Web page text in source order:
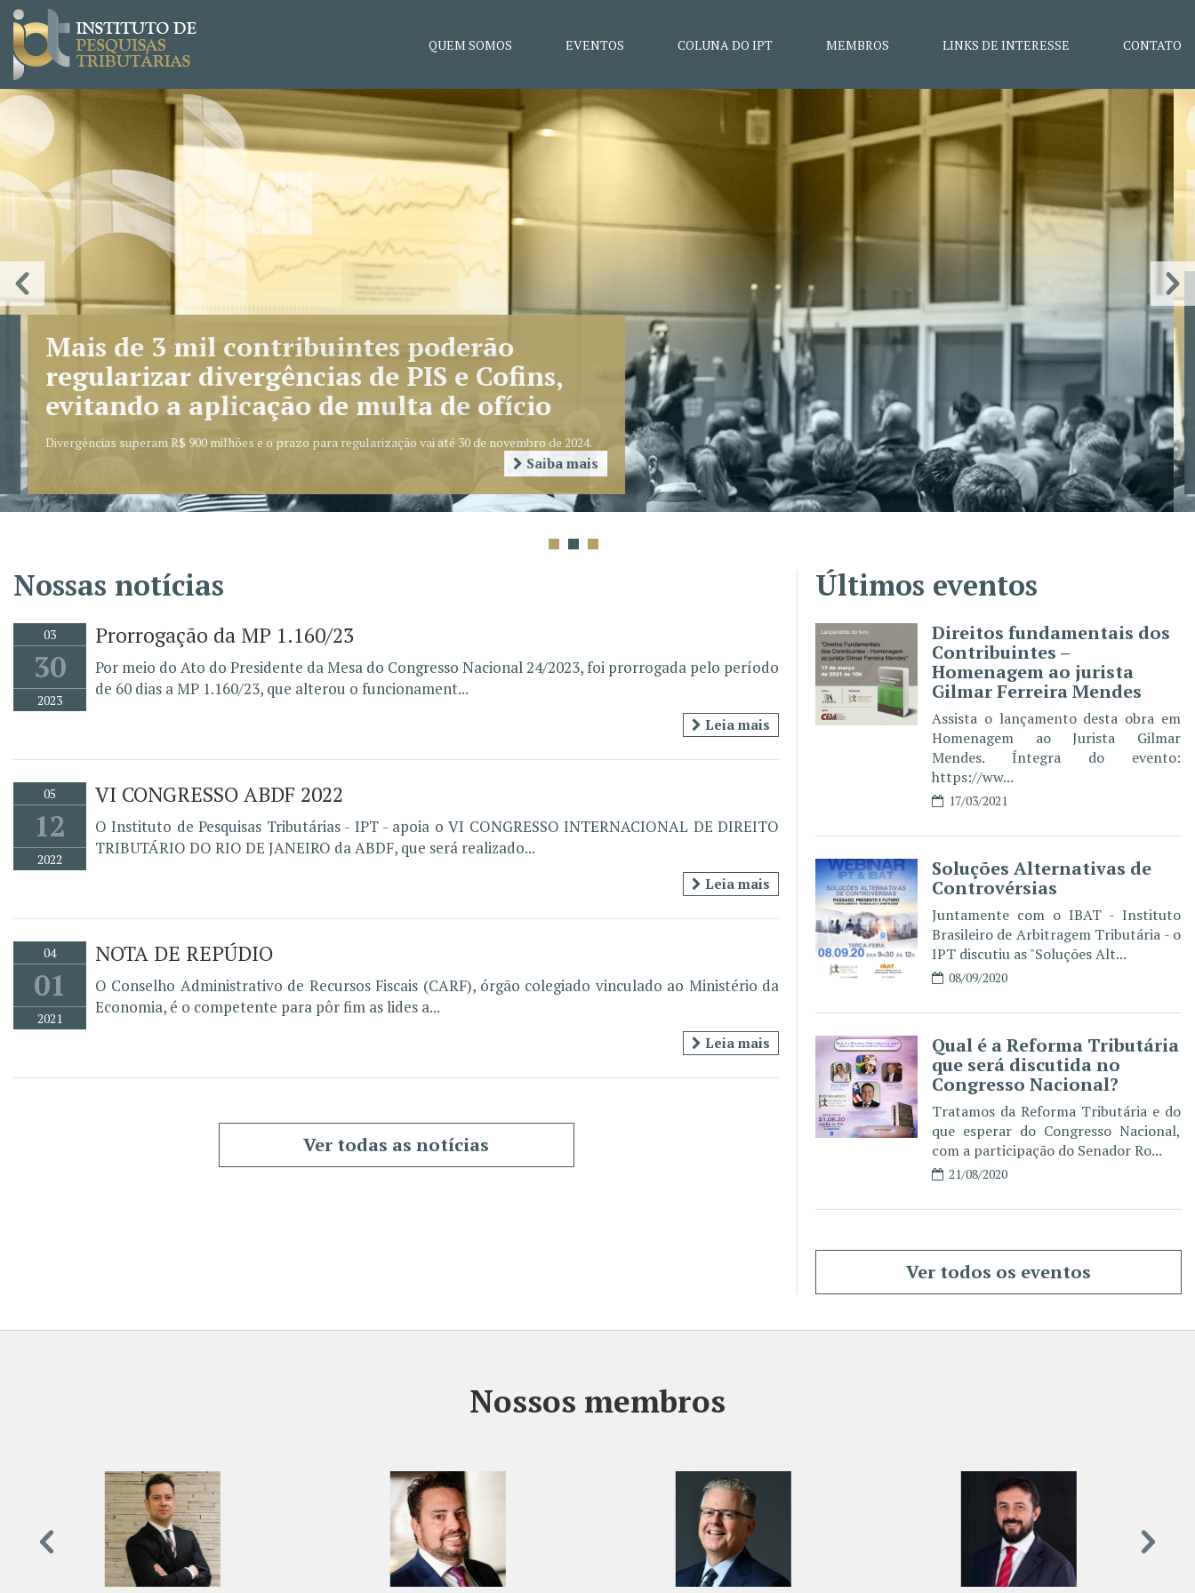
QUEM SOMOS EVENTOS COLUNA DO IPT MEMBROS LINKS DE INTERESSE CONTATO
CARF aprova 16 novas súmulas; grupo
econômico está entre os temas
Objetivo dos enunciados é trazer agilidade ao julgamento e redução de
controvérsias entre contribuintes e Administração Pública.
Saiba mais
Nossas notícias
03
30
2023
Prorrogação da MP 1.160/23
Por meio do Ato do Presidente da Mesa do Congresso Nacional 24/2023, foi prorrogada pelo período
de 60 dias a MP 1.160/23, que alterou o funcionament...
Leia mais
05
12
2022
VI CONGRESSO ABDF 2022
O Instituto de Pesquisas Tributárias - IPT - apoia o VI CONGRESSO INTERNACIONAL DE DIREITO
TRIBUTÁRIO DO RIO DE JANEIRO da ABDF, que será realizado...
Leia mais
04
01
2021
NOTA DE REPÚDIO
O Conselho Administrativo de Recursos Fiscais (CARF), órgão colegiado vinculado ao Ministério da
Economia, é o competente para pôr fim as lides a...
Leia mais
Ver todas as notícias
Últimos eventos
Direitos fundamentais dos
Contribuintes –
Homenagem ao jurista
Gilmar Ferreira Mendes
Assista o lançamento desta obra em
Homenagem ao Jurista Gilmar
Mendes. Íntegra do evento:
https://ww...
17/03/2021
Soluções Alternativas de
Controvérsias
Juntamente com o IBAT - Instituto
Brasileiro de Arbitragem Tributária - o
IPT discutiu as "Soluções Alt...
08/09/2020
Qual é a Reforma Tributária
que será discutida no
Congresso Nacional?
Tratamos da Reforma Tributária e do
que esperar do Congresso Nacional,
com a participação do Senador Ro...
21/08/2020
Ver todos os eventos
Nossos membros